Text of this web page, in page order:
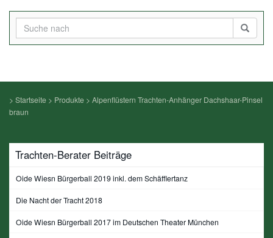
> Startseite > Produkte > Alpenflüstern Trachten-Anhänger Dachshaar-Pinsel
braun
Trachten-Berater Beiträge
Oide Wiesn Bürgerball 2019 inkl. dem Schäfflertanz
Die Nacht der Tracht 2018
Oide Wiesn Bürgerball 2017 im Deutschen Theater München